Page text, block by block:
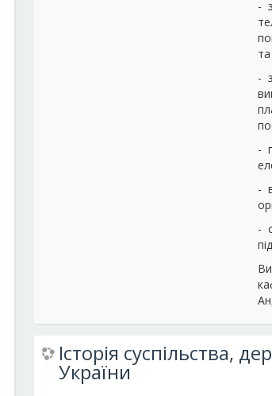
-
-
-
-
-
Історія суспільства,
України